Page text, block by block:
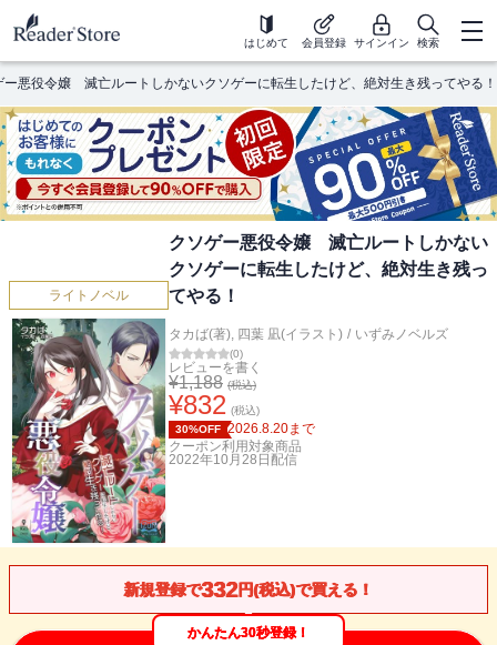
はじめて 会員登録 サインイン 検索
ー悪役令嬢 滅亡ルートしかないクソゲーに転生したけど、絶対生き残ってやる！
ライトノベル
クソゲー悪役令嬢 滅亡ルートしかない
クソゲーに転生したけど、絶対生き残っ
てやる！
タカば(著), 四葉 凪(イラスト) / いずみノベルズ
(0)
レビューを書く
¥1,188 (税込)
¥832 (税込)
30%OFF 2026.8.20まで
クーポン利用対象商品
2022年10月28日 配信
新規登録で332円(税込)で買える！
かんたん30秒登録！